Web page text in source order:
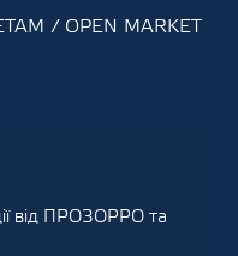
/ OPEN MARKET
від ПРОЗОРРО та